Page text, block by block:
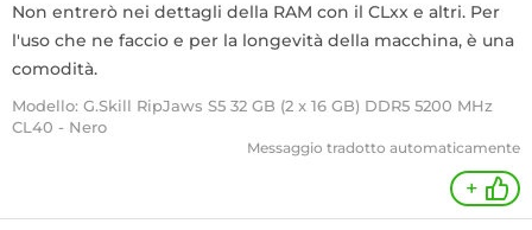
Non entrerò nei dettagli della RAM con il CLxx e altri. Per
l'uso che ne faccio e per la longevità della macchina, è una
comodità.
Modello: G.Skill RipJaws S5 32 GB (2 x 16 GB) DDR5 5200 MHz
CL40 - Nero
Messaggio tradotto automaticamente
+